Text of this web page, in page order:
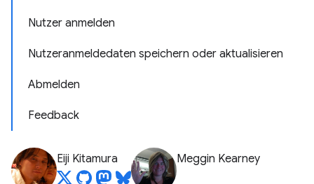
Nutzer anmelden
Nutzeranmeldedaten speichern oder aktualisieren
Abmelden
Feedback
Eiji Kitamura Meggin Kearney